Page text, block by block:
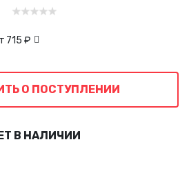
715 ₽
О ПОСТУПЛЕНИИ
В НАЛИЧИИ